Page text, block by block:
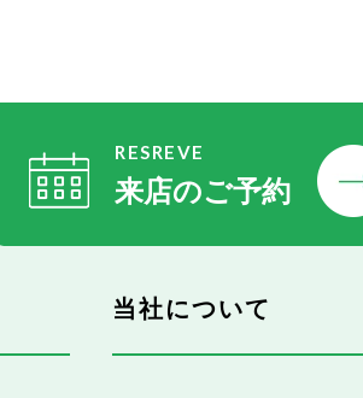
RESREVE
来店のご予約
当社について